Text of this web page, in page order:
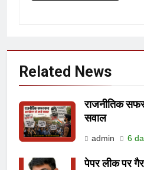
Related News
राजनीतिक
सवाल
admin 6
पेपर लीक पर